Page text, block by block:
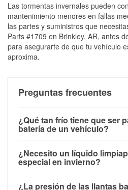
Las tormentas invernales pueden
mantenimiento menores en fallas
las partes y suministros que
Parts #1709 en Brinkley, AR, antes
para asegurarte de que tu vehículo
aproxima.
Preguntas frecuentes
¿Qué tan frío tiene que ser
batería de un vehículo?
debajo de los 32 °F y puede
su potencia de arranque cerca
¿Necesito un líquido
especial en invierno?
¿La presión de las llantas